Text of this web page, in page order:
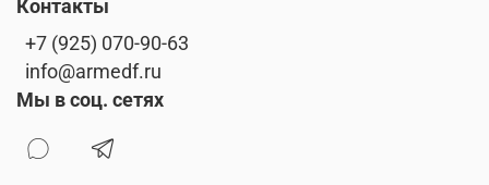
Контакты
+7 (925) 070-90-63
info@armedf.ru
Мы в соц. сетях